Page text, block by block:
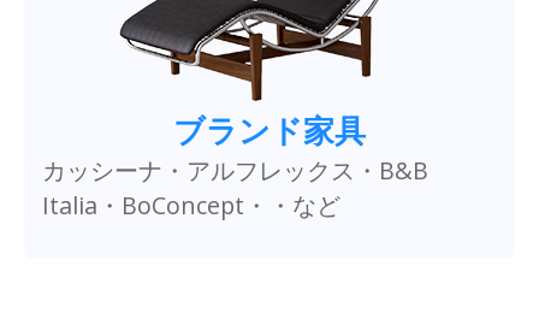
ブランド家具
カッシーナ・アルフレックス・B&B
Italia・BoConcept・・など